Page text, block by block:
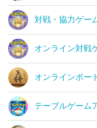
対戦・協力ゲー
オンライン対戦
オンラインボー
テーブルゲーム